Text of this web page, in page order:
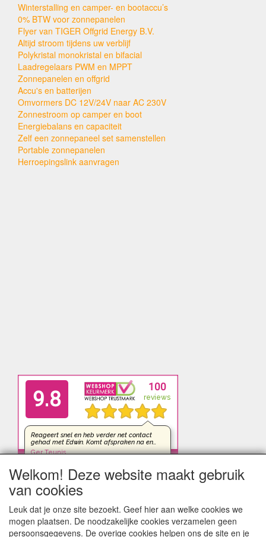
Winterstalling en camper- en bootaccu’s
0% BTW voor zonnepanelen
Flyer van TIGER Offgrid Energy B.V.
Altijd stroom tijdens uw verblijf
Polykristal monokristal en bifacial
Laadregelaars PWM en MPPT
Zonnepanelen en offgrid
Accu's en batterijen
Omvormers DC 12V/24V naar AC 230V
Zonnestroom op camper en boot
Energiebalans en capaciteit
Zelf een zonnepaneel set samenstellen
Portable zonnepanelen
Herroepingslink aanvragen
Welkom! Deze website maakt gebruik
van cookies
Leuk dat je onze site bezoekt. Geef hier aan welke cookies we
mogen plaatsen. De noodzakelijke cookies verzamelen geen
persoonsgegevens. De overige cookies helpen ons de site en je